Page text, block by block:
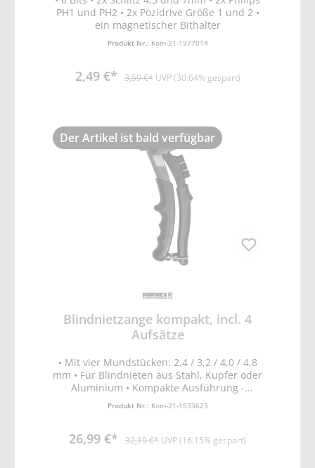
PH1 und PH2 • 2x Pozidrive Größe 1 und 2 •
ein magnetischer Bithalter
Produkt Nr.: Kom-21-1977014
2,49 €* 3,59 €* UVP (30.64% gespart)
Der Artikel ist bald verfügbar
Blindnietzange kompakt, incl. 4
Aufsätze
• Mit vier Mundstücken: 2,4 / 3,2 / 4,0 / 4,8
mm • Für Blindnieten aus Stahl, Kupfer oder
Aluminium • Kompakte Ausführung -
Gesamtlänge: 200 mm • Mit ergonomischer
Handschutzisolierung
Produkt Nr.: Kom-21-1533623
26,99 €* 32,19 €* UVP (16.15% gespart)